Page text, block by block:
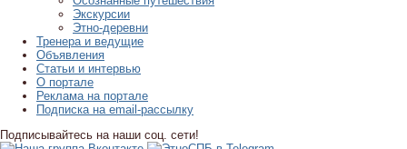
Экскурсии
Этно-деревни
Тренера и ведущие
Объявления
Статьи и интервью
О портале
Реклама на портале
Подписка на email-рассылку
Подписывайтесь на наши соц. сети!